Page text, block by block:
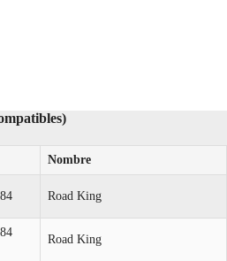
Nombre
Road King
Road King